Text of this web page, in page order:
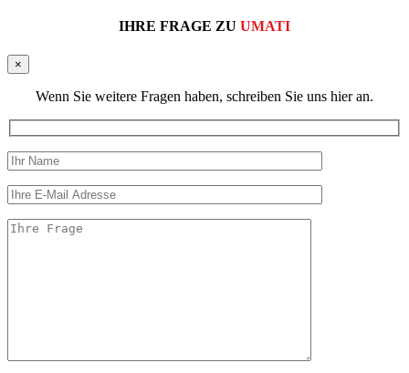
IHRE FRAGE ZU UMATI
×
Wenn Sie weitere Fragen haben, schreiben Sie uns hier an.